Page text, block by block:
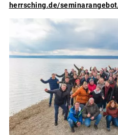
herrsching.de/